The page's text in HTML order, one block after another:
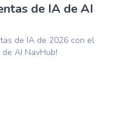
de IA de AI
de IA de 2026 con el
AI NavHub!